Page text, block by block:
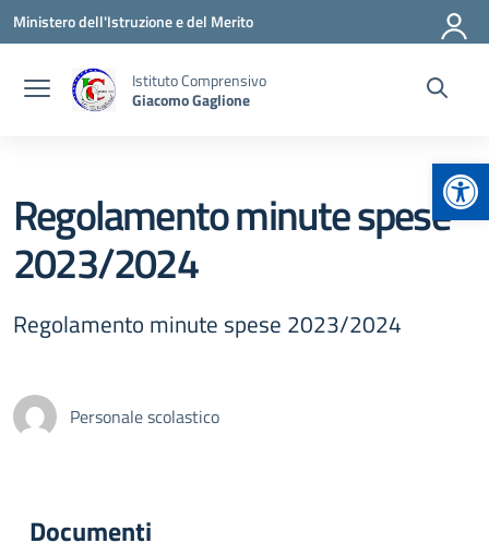
Vai ai contenuti
Vai al menu di navigazione
Vai al footer
Ministero dell'Istruzione e del Merito
Istituto Comprensivo
Giacomo Gaglione
Regolamento minute spese
2023/2024
Regolamento minute spese 2023/2024
Personale scolastico
Documenti